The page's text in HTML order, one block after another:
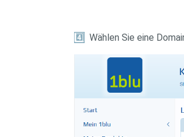
4️ Wählen Sie eine